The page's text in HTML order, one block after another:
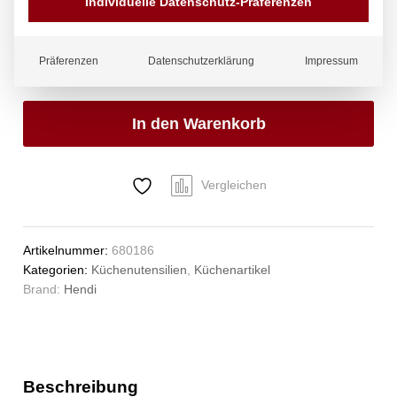
geschwungen,
HENDI,
(L)240mm
In den Warenkorb
Vergleichen
Artikelnummer:680186
Kategorien: Küchenutensilien
Küchenartikel
Brand: Hendi
Beschreibung
Präferenzen Datenschutzerklärung Impressum